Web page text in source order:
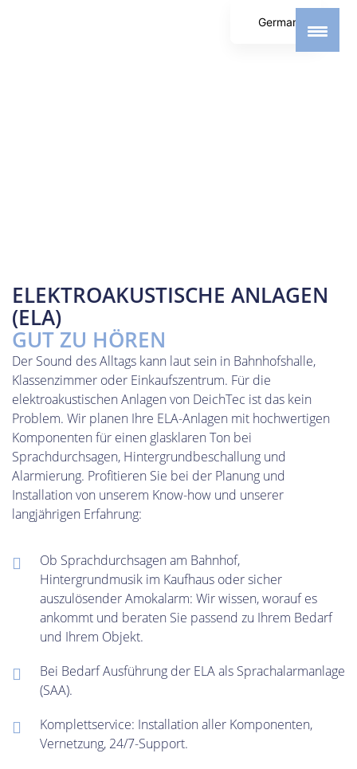
ELEKTROAKUSTISCHE ANLAGEN
(ELA)
GUT ZU HÖREN
Der Sound des Alltags kann laut sein in Bahnhofshalle,
Klassenzimmer oder Einkaufszentrum. Für die
elektroakustischen Anlagen von DeichTec ist das kein
Problem. Wir planen Ihre ELA-Anlagen mit hochwertigen
Komponenten für einen glasklaren Ton bei
Sprachdurchsagen, Hintergrundbeschallung und
Alarmierung. Profitieren Sie bei der Planung und
Installation von unserem Know-how und unserer
langjährigen Erfahrung:
Ob Sprachdurchsagen am Bahnhof,
Hintergrundmusik im Kaufhaus oder sicher
auszulösender Amokalarm: Wir wissen, worauf es
ankommt und beraten Sie passend zu Ihrem Bedarf
und Ihrem Objekt.
Bei Bedarf Ausführung der ELA als Sprachalarmanlage
(SAA).
Komplettservice: Installation aller Komponenten,
Vernetzung, 24/7-Support.
German